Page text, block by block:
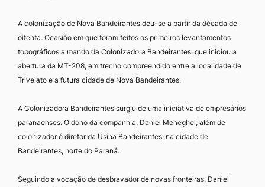
A colonização de Nova Bandeirantes deu-se a partir da década de
oitenta. Ocasião em que foram feitos os primeiros levantamentos
topográficos a mando da Colonizadora Bandeirantes, que iniciou a
abertura da MT-208, em trecho compreendido entre a localidade de
Trivelato e a futura cidade de Nova Bandeirantes.
A Colonizadora Bandeirantes surgiu de uma iniciativa de empresários
paranaenses. O dono da companhia, Daniel Meneghel, além de
colonizador é diretor da Usina Bandeirantes, na cidade de
Bandeirantes, norte do Paraná.
Seguindo a vocação de desbravador de novas fronteiras, Daniel